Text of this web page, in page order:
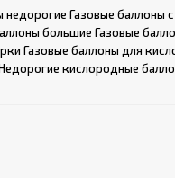
недорогие Газовые баллоны
большие Газовые
Газовые баллоны для
кислородные